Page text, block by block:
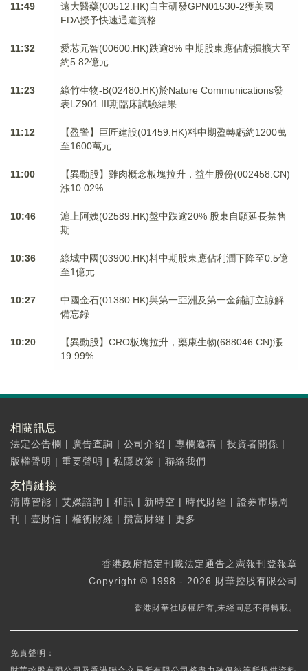
11:49
遠大醫藥(00512.HK)自主研發GPN01530-2獲美國
FDA授予快速通道資格
11:32
愛芯元智(00600.HK)跌逾8% 中期股東應佔虧損擴大至
約5.82億元
11:23
綠竹生物-B(02480.HK)於Nature Communications發
表LZ901 III期臨床試驗結果
11:12
【盈警】巨匠建設(01459.HK)料中期盈轉虧約1200萬
至1600萬元
11:00
【異動股】雞肉概念板塊拉升，益生股份(002458.CN)
漲10.02%
10:46
滬上阿姨(02589.HK)盤中跌逾20% 股東自願延長禁售
期
10:36
綠城中國(03900.HK)料中期股東應佔利潤下降至0.5億
至1億元
10:27
中國金石(01380.HK)與第一亞洲及第一金鋪訂立諒解
備忘錄
10:20
【異動股】CRO板塊拉升，藥康生物(688046.CN)漲
19.99%
相關訊息
法定公告欄 | 廣告查詢 | 公司介紹 | 專欄邀稿 | 投資者關係 |
版權聲明 | 重要聲明 | 私隱政策 | 聯絡我們
友情鏈接
清博智能 | 艾媒諮詢 | 和訊 | 新時空 | 時代財經 | 證券市場周
刊
| 壹財信 | 權衡財經 | 攬富財經 | 更多...
香港政府指定刊載法定通告之憲報刊登報章
Copyright © 1998 - 2026 財華控股有限公司
香港財華社版權所有,未經同意不得轉載。
免責聲明：